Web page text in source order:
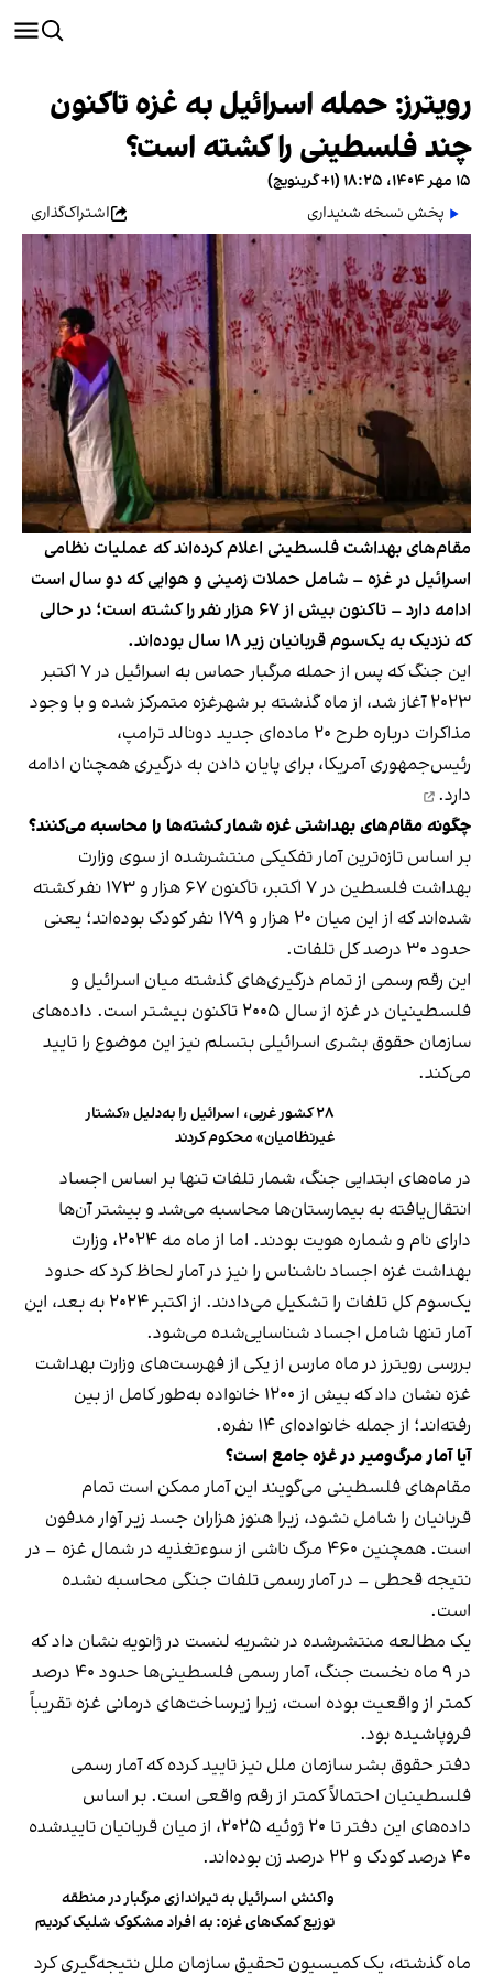
رویترز: حمله اسرائیل به غزه تاکنون
چند فلسطینی را کشته است؟
۱۵ مهر ۱۴۰۴، ۱۸:۲۵ (‎+۱ گرینویچ)
پخش نسخه شنیداری
اشتراک‌گذاری
مقام‌های بهداشت فلسطینی اعلام کرده‌اند که عملیات نظامی
اسرائیل در غزه – شامل حملات زمینی و هوایی که دو سال است
ادامه دارد – تاکنون بیش از ۶۷ هزار نفر را کشته است؛ در حالی
که نزدیک به یک‌سوم قربانیان زیر ۱۸ سال بوده‌اند.
این جنگ که پس از حمله مرگبار حماس به اسرائیل در ۷ اکتبر
۲۰۲۳ آغاز شد، از ماه گذشته بر شهرغزه‌ متمرکز شده و با وجود
مذاکرات درباره طرح ۲۰ ماده‌ای جدید دونالد ترامپ،
رئیس‌جمهوری آمریکا، برای پایان دادن به درگیری همچنان ادامه
دارد.
چگونه مقام‌های بهداشتی غزه شمار کشته‌ها را محاسبه می‌کنند؟
بر اساس تازه‌ترین آمار تفکیکی منتشرشده از سوی وزارت
بهداشت فلسطین در ۷ اکتبر، تاکنون ۶۷ هزار و ۱۷۳ نفر کشته
شده‌اند که از این میان ۲۰ هزار و ۱۷۹ نفر کودک بوده‌اند؛ یعنی
حدود ۳۰ درصد کل تلفات.
این رقم رسمی از تمام درگیری‌های گذشته میان اسرائیل و
فلسطینیان در غزه از سال ۲۰۰۵ تاکنون بیشتر است. داده‌های
سازمان حقوق بشری اسرائیلی بتسلم نیز این موضوع را تایید
می‌کند.
۲۸ کشور غربی، اسرائیل را به‌دلیل «کشتار
غیرنظامیان» محکوم کردند
در ماه‌های ابتدایی جنگ، شمار تلفات تنها بر اساس اجساد
انتقال‌یافته به بیمارستان‌ها محاسبه می‌شد و بیشتر آن‌ها
دارای نام و شماره هویت بودند. اما از ماه مه ۲۰۲۴، وزارت
بهداشت غزه اجساد ناشناس را نیز در آمار لحاظ کرد که حدود
یک‌سوم کل تلفات را تشکیل می‌دادند. از اکتبر ۲۰۲۴ به بعد، این
آمار تنها شامل اجساد شناسایی‌شده می‌شود.
بررسی رویترز در ماه مارس از یکی از فهرست‌های وزارت بهداشت
غزه نشان داد که بیش از ۱۲۰۰ خانواده به‌طور کامل از بین
رفته‌اند؛ از جمله خانواده‌ای ۱۴ نفره.
آیا آمار مرگ‌ومیر در غزه جامع است؟
مقام‌های فلسطینی می‌گویند این آمار ممکن است تمام
قربانیان را شامل نشود، زیرا هنوز هزاران جسد زیر آوار مدفون
است. همچنین ۴۶۰ مرگ ناشی از سوءتغذیه در شمال غزه – در
نتیجه قحطی – در آمار رسمی تلفات جنگی محاسبه نشده
است.
یک مطالعه منتشرشده در نشریه لنست در ژانویه نشان داد که
در ۹ ماه نخست جنگ، آمار رسمی فلسطینی‌ها حدود ۴۰ درصد
کمتر از واقعیت بوده است، زیرا زیرساخت‌های درمانی غزه تقریباً
فروپاشیده بود.
دفتر حقوق بشر سازمان ملل نیز تایید کرده که آمار رسمی
فلسطینیان احتمالاً کمتر از رقم واقعی است. بر اساس
داده‌های این دفتر تا ۲۰ ژوئیه ۲۰۲۵، از میان قربانیان تاییدشده
۴۰ درصد کودک و ۲۲ درصد زن بوده‌اند.
واکنش اسرائیل به تیراندازی مرگبار در منطقه
توزیع کمک‌های غزه: به افراد مشکوک شلیک کردیم
ماه گذشته، یک کمیسیون تحقیق سازمان ملل نتیجه‌گیری کرد